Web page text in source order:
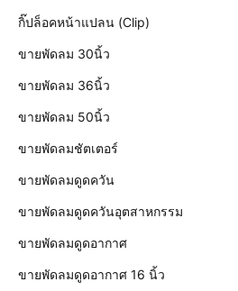
กิ๊ปล็อคหน้าแปลน (Clip)
ขายพัดลม 30นิ้ว
ขายพัดลม 36นิ้ว
ขายพัดลม 50นิ้ว
ขายพัดลมชัตเตอร์
ขายพัดลมดูดควัน
ขายพัดลมดูดควันอุตสาหกรรม
ขายพัดลมดูดอากาศ
ขายพัดลมดูดอากาศ 16 นิ้ว